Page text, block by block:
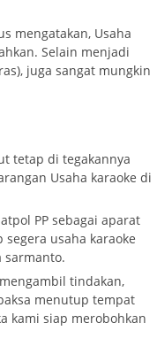
mengatakan, Usaha
Selain menjadi
juga sangat mungkin
tetap di tegakannya
Usaha karaoke di
PP sebagai aparat
usaha karaoke
sarmanto.
tindakan,
menutup tempat
kami siap merobohkan